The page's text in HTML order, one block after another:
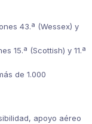
43.ª (Wessex) y
15.ª (Scottish) y 11.ª
de 1.000
apoyo aéreo